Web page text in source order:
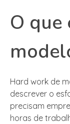
O
Hard work de
descrever o
precisam
horas de